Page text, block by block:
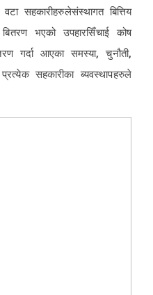
सहकारीहरुलेसंस्थागत बित्तिय
भएको उपहारसिँचाई कोष
गर्दा आएका समस्या, चुनौती,
सहकारीका ब्यवस्थापहरुले